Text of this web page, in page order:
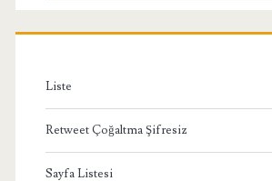
Liste
Retweet Çoğaltma Şifresiz
Sayfa Listesi